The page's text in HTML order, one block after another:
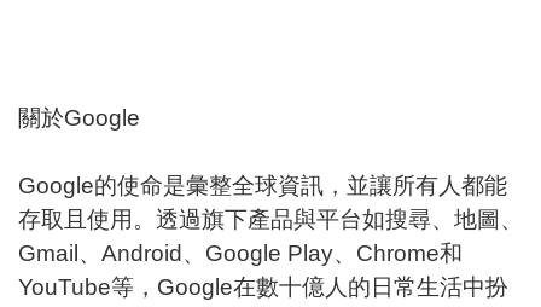
關於Google
Google的使命是彙整全球資訊，並讓所有人都能
存取且使用。透過旗下產品與平台如搜尋、地圖、
Gmail、Android、Google Play、Chrome和
YouTube等，Google在數十億人的日常生活中扮